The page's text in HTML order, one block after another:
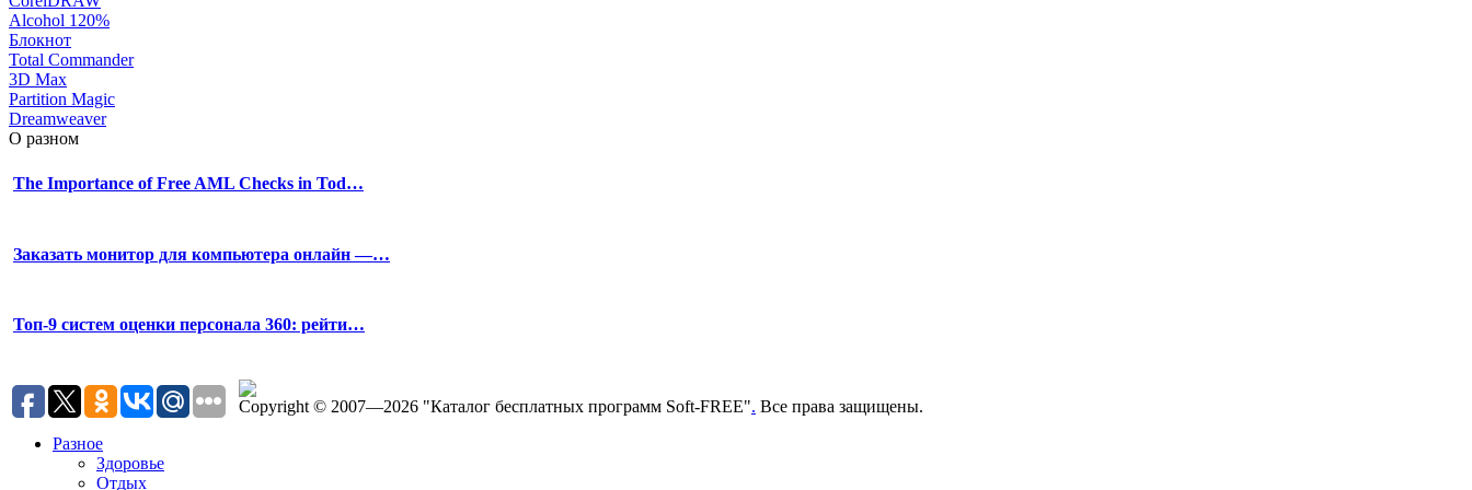
Alcohol 120%
Блокнот
Total Commander
3D Max
Partition Magic
Dreamweaver
О разном
The Importance of Free AML Checks in Tod…
Заказать монитор для компьютера онлайн —…
Топ-9 систем оценки персонала 360: рейти…
Copyright © 2007—2026 "Каталог бесплатных программ Soft-FREE". Все права защищены.
Разное
Здоровье
Отдых